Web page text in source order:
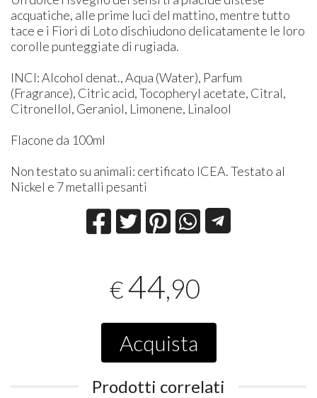
acquatiche, alle prime luci del mattino, mentre tutto
tace e i Fiori di Loto dischiudono delicatamente le loro
corolle punteggiate di rugiada.
INCI: Alcohol denat., Aqua (Water), Parfum
(Fragrance), Citric acid, Tocopheryl acetate, Citral,
Citronellol, Geraniol, Limonene, Linalool
Flacone da 100ml
Non testato su animali: certificato ICEA. Testato al
Nickel e 7 metalli pesanti
€44,90
Acquista
Prodotti correlati